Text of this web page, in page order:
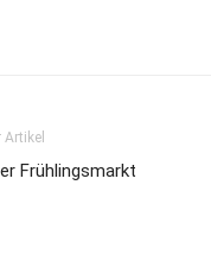
Artikel
Frühlingsmarkt